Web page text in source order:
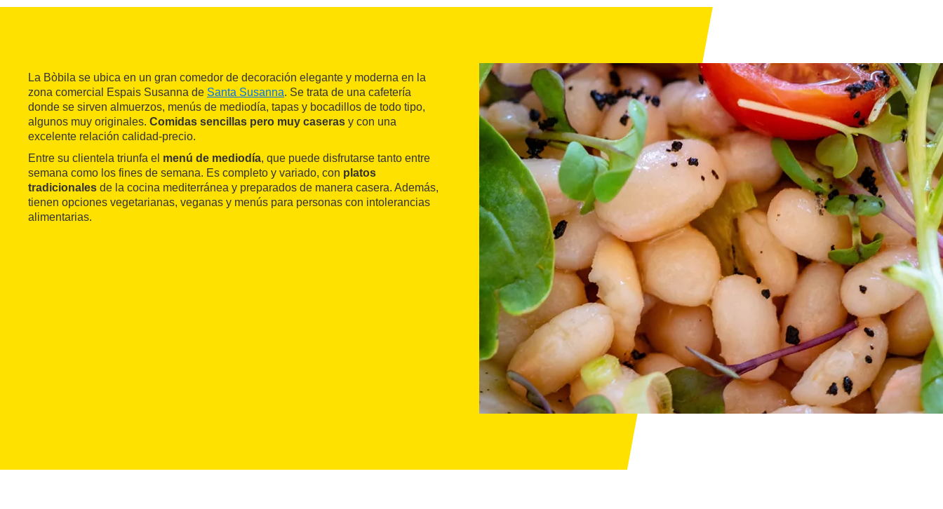
La Bòbila se ubica en un gran comedor de decoración elegante y moderna en la
zona comercial Espais Susanna de Santa Susanna. Se trata de una cafetería
donde se sirven almuerzos, menús de mediodía, tapas y bocadillos de todo tipo,
algunos muy originales. Comidas sencillas pero muy caseras y con una
excelente relación calidad-precio.
Entre su clientela triunfa el menú de mediodía, que puede disfrutarse tanto entre
semana como los fines de semana. Es completo y variado, con platos
tradicionales de la cocina mediterránea y preparados de manera casera. Además,
tienen opciones vegetarianas, veganas y menús para personas con intolerancias
alimentarias.